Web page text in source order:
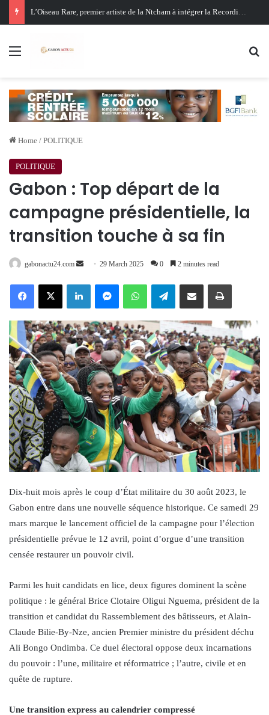
Oligui Nguema au Ghana : Libreville mise sur Accra pour renforcer sa stratégie diplomatique et économique
Menu
Home / POLITIQUE
POLITIQUE
Gabon : Top départ de la
campagne présidentielle, la
transition touche à sa fin
gabonactu24.com
Send 29 March 2025 0 2 minutes read
FacebookX LinkedInMessengerWhatsAppTelegramShare via Email Print
Dix-huit mois après le coup d’État militaire du 30 août 2023, le
Gabon entre dans une nouvelle séquence historique. Ce samedi 29
mars marque le lancement officiel de la campagne pour l’élection
présidentielle prévue le 12 avril, point d’orgue d’une transition
censée restaurer un pouvoir civil.
Parmi les huit candidats en lice, deux figures dominent la scène
politique : le général Brice Clotaire Oligui Nguema, président de la
transition et candidat du Rassemblement des bâtisseurs, et Alain-
Claude Bilie-By-Nze, ancien Premier ministre du président déchu
Ali Bongo Ondimba. Ce duel électoral oppose deux incarnations
du pouvoir : l’une, militaire et réformatrice ; l’autre, civile et en
quête de rupture.
Une transition express au calendrier compressé